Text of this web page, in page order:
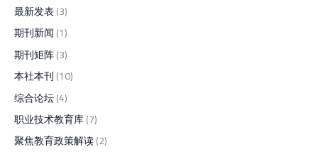
最新发表(3)
期刊新闻(1)
期刊矩阵(3)
本社本刊(10)
综合论坛(4)
职业技术教育库(7)
聚焦教育政策解读(2)